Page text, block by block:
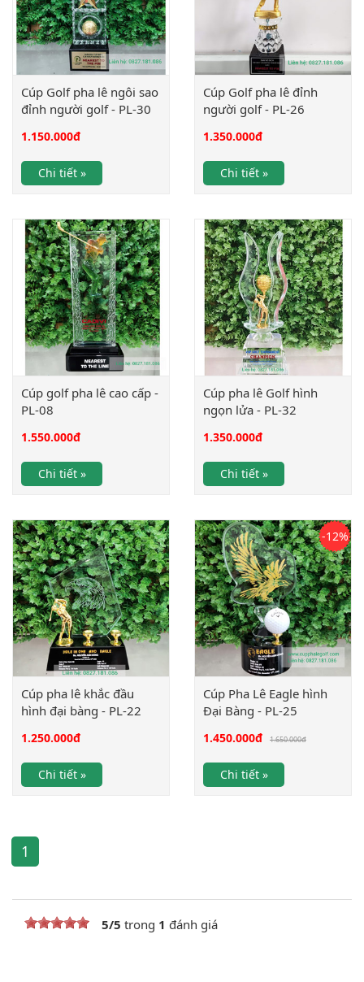
Cúp Golf pha lê ngôi sao
đỉnh người golf - PL-30
1.150.000đ
Chi tiết »
Cúp Golf pha lê đỉnh
người golf - PL-26
1.350.000đ
Chi tiết »
Cúp golf pha lê cao cấp -
PL-08
1.550.000đ
Chi tiết »
Cúp pha lê Golf hình
ngọn lửa - PL-32
1.350.000đ
Chi tiết »
Cúp pha lê khắc đầu
hình đại bàng - PL-22
1.250.000đ
Chi tiết »
-12%
Cúp Pha Lê Eagle hình
Đại Bàng - PL-25
1.450.000đ 1.650.000đ
Chi tiết »
1
5/5 trong 1 đánh giá